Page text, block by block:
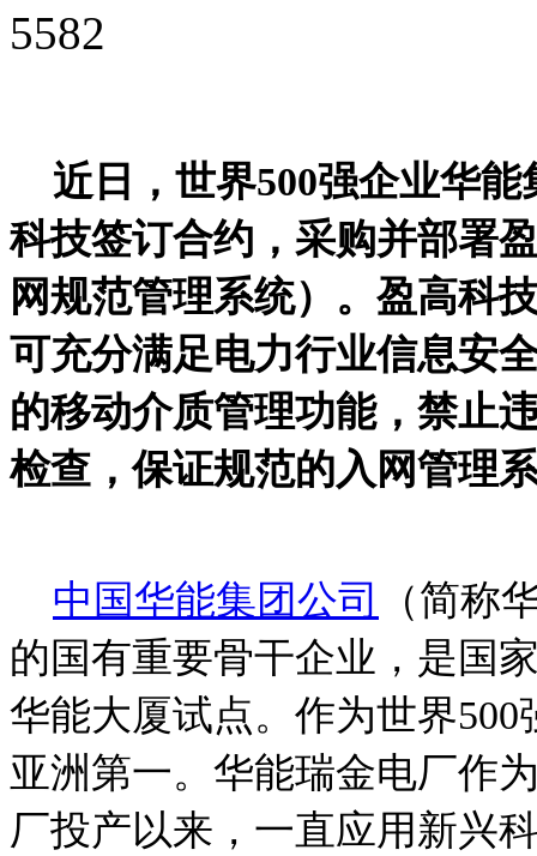
5582
近日，世界500强企业华
科技签订合约，采购并部署
网规范管理系统）。盈高科
可充分满足电力行业信息安
的移动介质管理功能，禁止
检查，保证规范的入网管理
中国华能集团公司
（简称
的国有重要骨干企业，是国
华能大厦试点。作为世界
亚洲第一。华能瑞金电厂作
厂投产以来，一直应用新兴